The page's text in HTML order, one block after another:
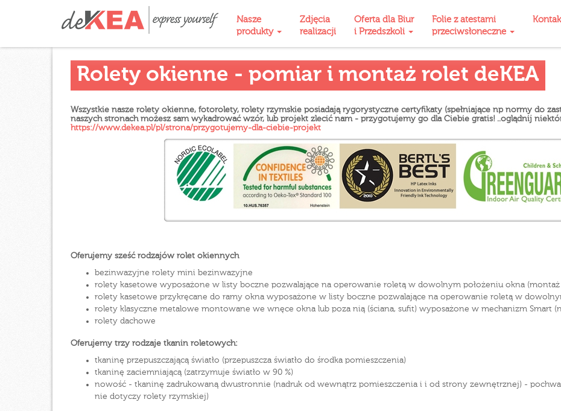
Nasze
produkty
Zdjęcia
realizacji
Oferta dla Biur
i Przedszkoli
Folie z atestami
przeciwsłoneczne
Rolety okienne - pomiar i montaż rolet deKEA
Wszystkie nasze rolety okienne, fotorolety, rolety rzymskie posiadają rygorystyczne certyfikaty (spełniające np normy do
naszych stronach możesz sam wykadrować wzór, lub projekt zlecić nam - przygotujemy go dla Ciebie gratis! ..oglądnij
https://www.dekea.pl/pl/strona/przygotujemy-dla-ciebie-projekt
Oferujemy sześć rodzajów rolet okiennych
bezinwazyjne rolety mini bezinwazyjne
rolety kasetowe wyposażone w listy boczne pozwalające na operowanie roletą w dowolnym położeniu okna
rolety kasetowe przykręcane do ramy okna wyposażone w listy boczne pozwalające na operowanie roletą w
rolety klasyczne metalowe montowane we wnęce okna lub poza nią (ściana, sufit) wyposażone w mechanizm Smart
rolety dachowe
Oferujemy trzy rodzaje tkanin roletowych:
tkaninę przepuszczającą światło (przepuszcza światło do środka pomieszczenia)
tkaninę zaciemniającą (zatrzymuje światło w 90 %)
nowość - tkaninę zadrukowaną dwustronnie (nadruk od wewnątrz pomieszczenia i i od strony zewnętrznej) -
nie dotyczy rolety rzymskiej)